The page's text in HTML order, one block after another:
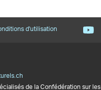
d'utilisation
de la Confédération sur les